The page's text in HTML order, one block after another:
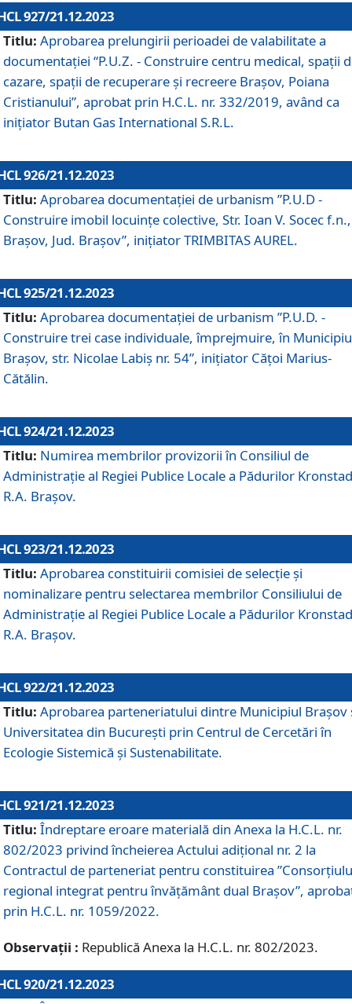
927/21.12.2023
Titlu: Aprobarea prelungirii perioadei de valabilitate a
documentaţiei “P.U.Z. - Construire centru medical, spații
cazare, spații de recuperare și recreere Brașov, Poiana
Cristianului”, aprobat prin H.C.L. nr. 332/2019, având ca
inițiator Butan Gas International S.R.L.
926/21.12.2023
Titlu: Aprobarea documentaţiei de urbanism ”P.U.D -
Construire imobil locuințe colective, Str. Ioan V. Socec f.n.,
Brașov, Jud. Brașov”, inițiator TRIMBITAS AUREL.
925/21.12.2023
Titlu: Aprobarea documentaţiei de urbanism ”P.U.D. -
Construire trei case individuale, împrejmuire, în
Brașov, str. Nicolae Labiș nr. 54”, inițiator Cățoi Marius-
Cătălin.
924/21.12.2023
Titlu: Numirea membrilor provizorii în Consiliul de
Administraţie al Regiei Publice Locale a Pădurilor
R.A. Brașov.
923/21.12.2023
Titlu: Aprobarea constituirii comisiei de selecție și
nominalizare pentru selectarea membrilor Consiliului de
Administrație al Regiei Publice Locale a Pădurilor
R.A. Brașov.
922/21.12.2023
Titlu: Aprobarea parteneriatului dintre Municipiul Brașov
Universitatea din București prin Centrul de Cercetări în
Ecologie Sistemică și Sustenabilitate.
921/21.12.2023
Titlu: Îndreptare eroare materială din Anexa la H.C.L. nr.
802/2023 privind încheierea Actului adițional nr. 2 la
Contractul de parteneriat pentru constituirea
regional integrat pentru învățământ dual Brașov”,
prin H.C.L. nr. 1059/2022.
Observații : Republică Anexa la H.C.L. nr. 802/2023.
920/21.12.2023